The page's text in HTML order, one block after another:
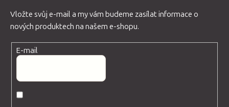
Vložte svůj e-mail a my vám budeme zasílat informace o
nových produktech na našem e-shopu.
E-mail